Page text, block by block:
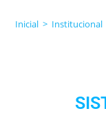
Inicial > Institucional